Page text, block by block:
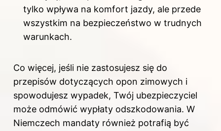
tylko wpływa na komfort jazdy, ale przede
wszystkim na bezpieczeństwo w trudnych
warunkach.
Co więcej, jeśli nie zastosujesz się do
przepisów dotyczących opon zimowych i
spowodujesz wypadek, Twój ubezpieczyciel
może odmówić wypłaty odszkodowania. W
Niemczech mandaty również potrafią być